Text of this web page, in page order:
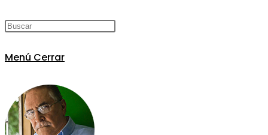
Menú Cerrar